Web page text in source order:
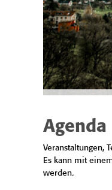
Agenda
Veranstaltungen,
Es kann mit
werden.